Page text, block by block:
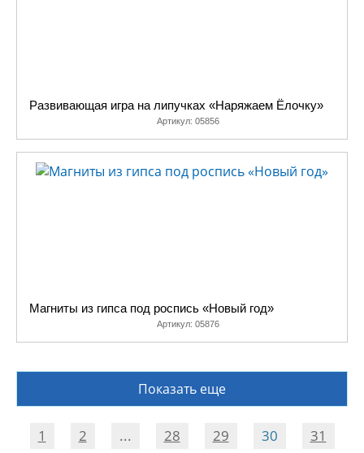
Развивающая игра на липучках «Наряжаем Ёлочку»
Артикул: 05856
Магниты из гипса под роспись «Новый год»
Артикул: 05876
Показать еще
1 2 ... 28 29 30 31